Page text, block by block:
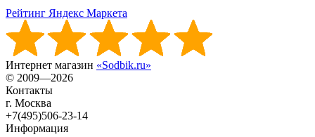
Рейтинг Яндекс Маркета
Интернет магазин «Sodbik.ru»
© 2009—2026
Контакты
г. Москва
+7(495)506-23-14
Информация